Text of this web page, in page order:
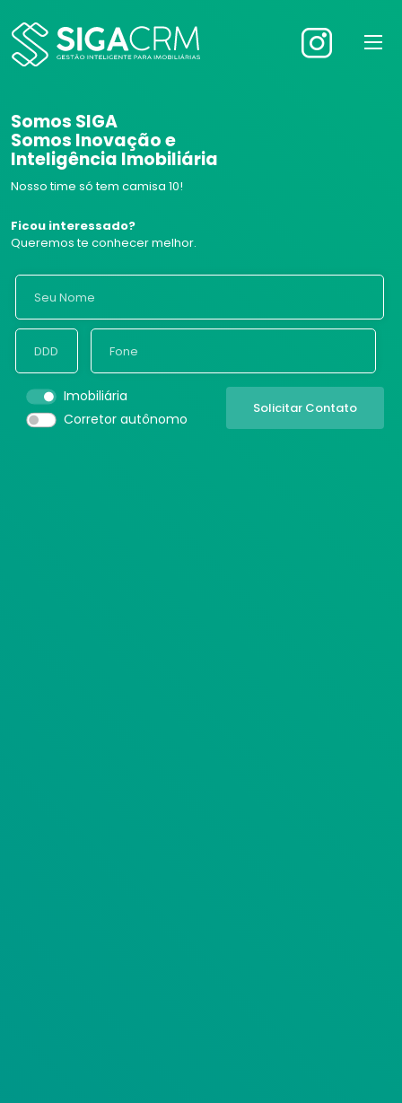
Somos SIGA
Somos Inovação e
Inteligência Imobiliária
Nosso time só tem camisa 10!
Ficou interessado?
Queremos te conhecer melhor.
Imobiliária
Corretor autônomo